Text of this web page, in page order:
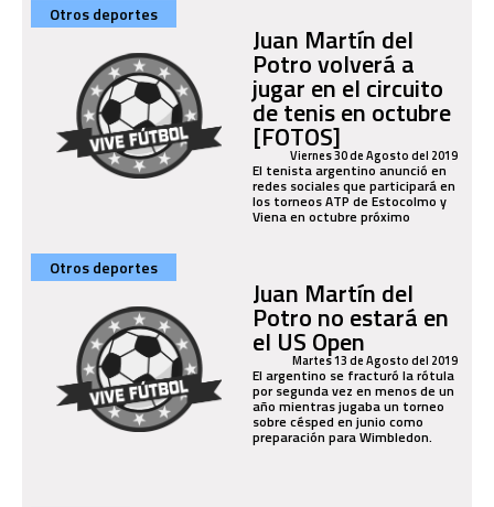
Otros deportes
Juan Martín del
Potro volverá a
jugar en el circuito
de tenis en octubre
[FOTOS]
Viernes 30 de Agosto del 2019
El tenista argentino anunció en
redes sociales que participará en
los torneos ATP de Estocolmo y
Viena en octubre próximo
Otros deportes
Juan Martín del
Potro no estará en
el US Open
Martes 13 de Agosto del 2019
El argentino se fracturó la rótula
por segunda vez en menos de un
año mientras jugaba un torneo
sobre césped en junio como
preparación para Wimbledon.